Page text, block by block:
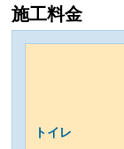
施工料金
トイレ